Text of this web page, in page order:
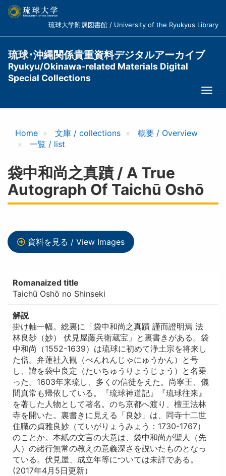
コ
琉球大学附属図書館 / University of the Ryukyus Library
琉球･沖縄関係貴重資料デジタルアーカイブ
Ryukyu/Okinawa-related Materials Digital
Special Collections
Home 文庫 / collections
概要 / Overview
一覧 / list
袋中和尚之真蹟 / A True
Autograph Of Taichū Oshō
資料を見る / View Images
Romanaized title
Taichū Oshō no Shinseki
解説
掛け軸一幅。総裏に「袋中和尚之真蹟 謹而證明焉 法
林良玅（妙） 伏見屋藤兵衛蔵宝」と裏書きがある。袋
中和尚（1552-1639）は琉球に初めて浄土宗を将来し
た僧。弁蓮社入観（べんれんじゃにゅうかん）と号
し、諱を袋中良定（たいちゅうりょうじょう）と名乗
った。1603年来琉し、多くの信徒をえた。尚寧王、儀
間真常も帰依している。『琉球神道記』『琉球往来』
を著した人物として著名。のち京都へ渡り、檀王法林
寺を開いた。裏書きに見える「良妙」は、同寺十二世
住職の貞雅良妙（ていがりょうみょう：1730-1767）
のことか。本紙の文言の大意は、袋中和尚が聖人（先
人）の諸行無常の教えの意義深さを説いたものとなっ
ている。伏見屋、成立年等については未詳である。
(2017年4月5日更新）